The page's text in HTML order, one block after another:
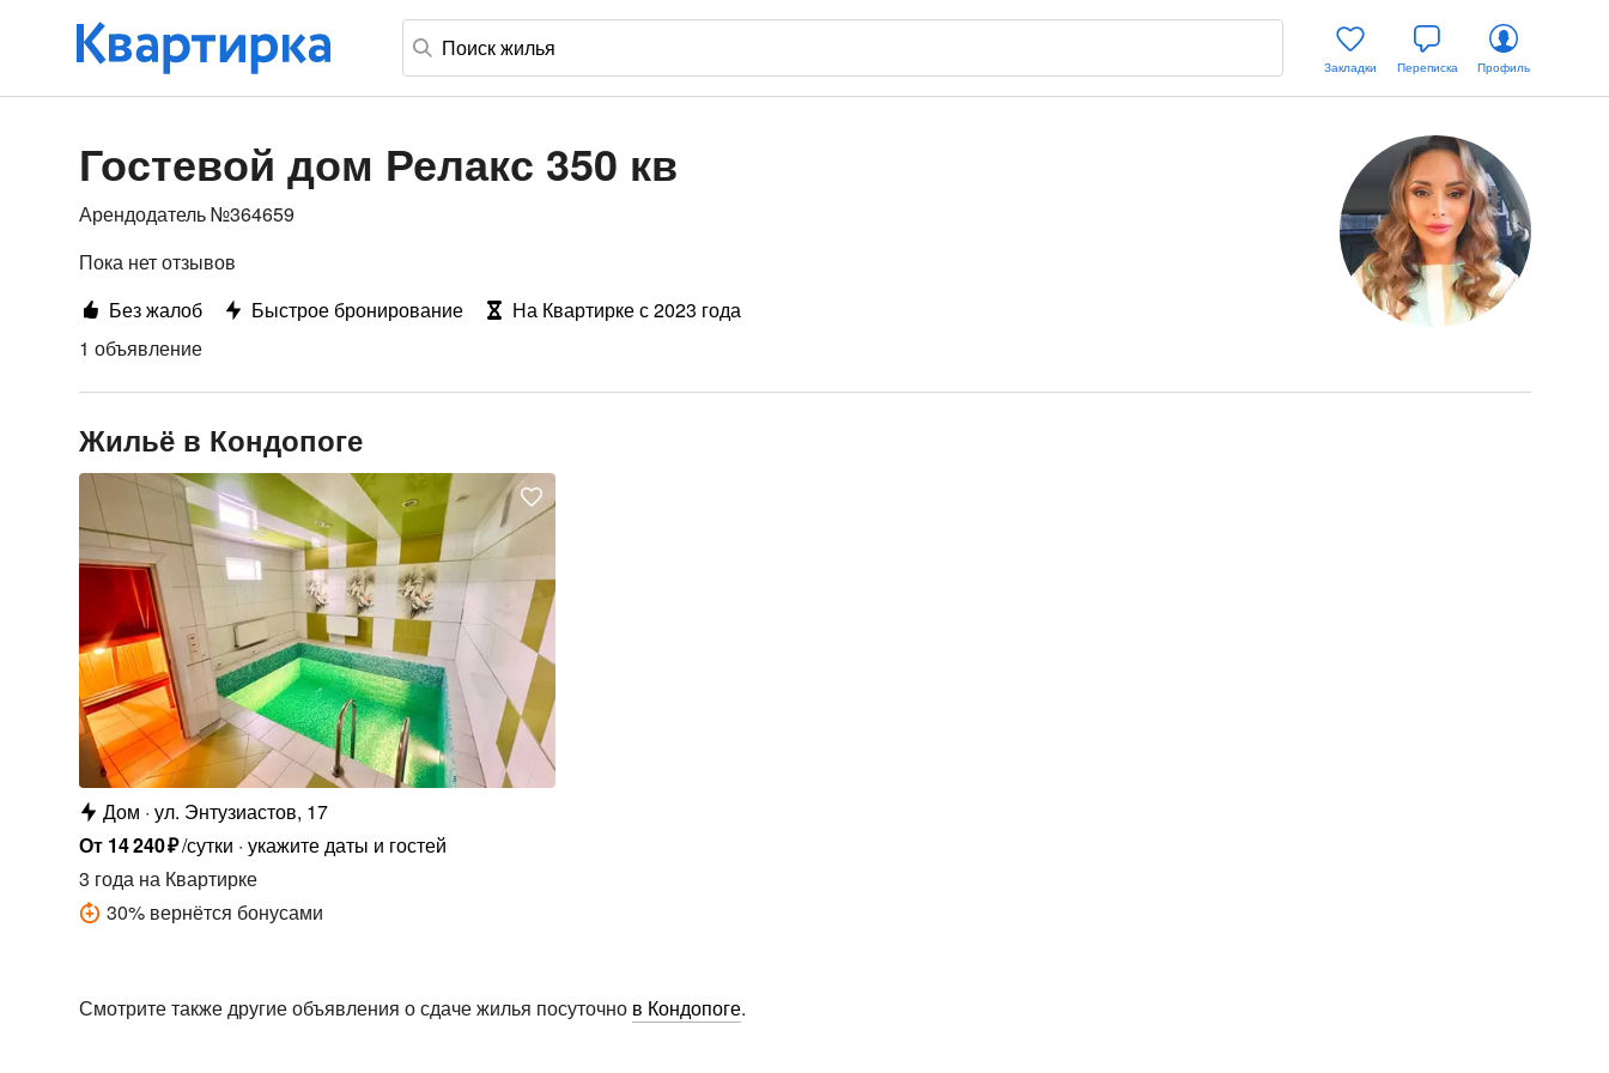
Закладки Переписка Профиль
Гостевой дом Релакс 350 кв
Арендодатель №364659
Пока нет отзывов
Без жалоб
Быстрое бронирование
На Квартирке с 2023 года
1 объявление
Жильё в Кондопоге
Дом ул. Энтузиастов, 17
От 14240₽/сутки укажите даты и гостей
3 годана Квартирке
30% вернётся бонусами
Смотрите также другие объявления о сдаче жилья посуточно в Кондопоге.